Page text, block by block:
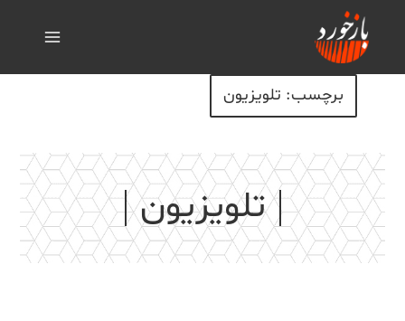
برچسب: تلویزیون
تلویزیون